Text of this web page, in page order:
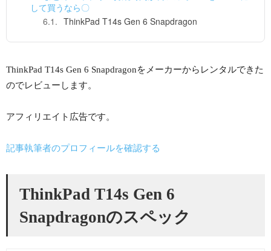
して買うなら〇
ThinkPad T14s Gen 6 Snapdragon
ThinkPad T14s Gen 6 Snapdragonをメーカーからレンタルできた
のでレビューします。
アフィリエイト広告です。
記事執筆者のプロフィールを確認する
ThinkPad T14s Gen 6
Snapdragonのスペック